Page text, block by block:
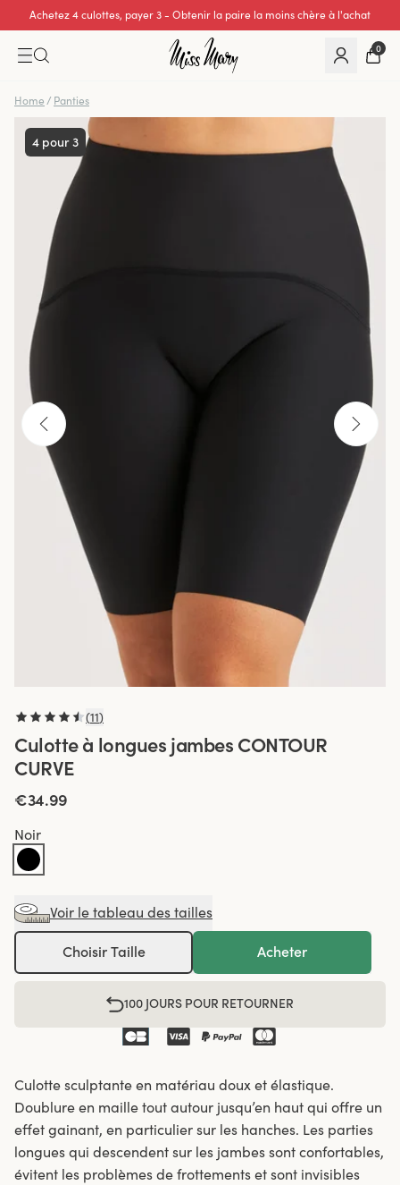
Achetez 4 culottes, payer 3 - Obtenir la paire la moins chère à l'achat
Excellente note de 0 sur 5 0
Home / Panties
4 pour 3
(11)
Culotte à longues jambes CONTOUR
CURVE
€34.99
Noir
Voir le tableau des tailles
Choisir Taille Acheter
100 JOURS POUR RETOURNER
Culotte sculptante en matériau doux et élastique.
Doublure en maille tout autour jusqu’en haut qui offre un
effet gainant, en particulier sur les hanches. Les parties
longues qui descendent sur les jambes sont confortables,
évitent les problèmes de frottements et sont invisibles